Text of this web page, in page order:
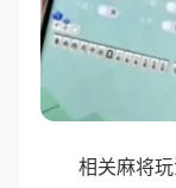
相关麻将